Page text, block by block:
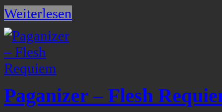
Weiterlesen
Paganizer – Flesh